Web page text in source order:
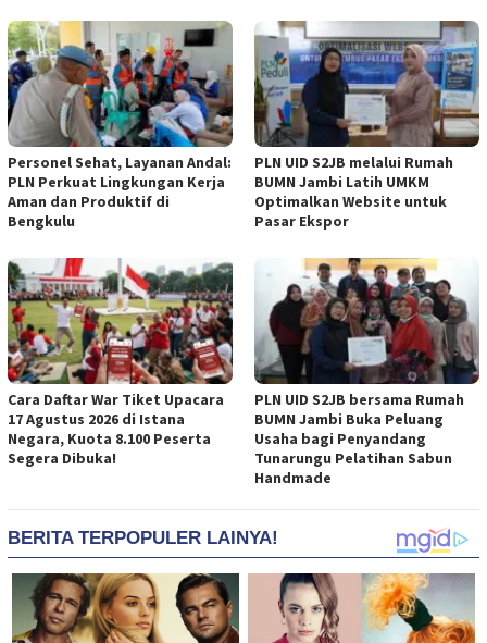
Personel Sehat, Layanan Andal:
PLN Perkuat Lingkungan Kerja
Aman dan Produktif di
Bengkulu
PLN UID S2JB melalui Rumah
BUMN Jambi Latih UMKM
Optimalkan Website untuk
Pasar Ekspor
Cara Daftar War Tiket Upacara
17 Agustus 2026 di Istana
Negara, Kuota 8.100 Peserta
Segera Dibuka!
PLN UID S2JB bersama Rumah
BUMN Jambi Buka Peluang
Usaha bagi Penyandang
Tunarungu Pelatihan Sabun
Handmade